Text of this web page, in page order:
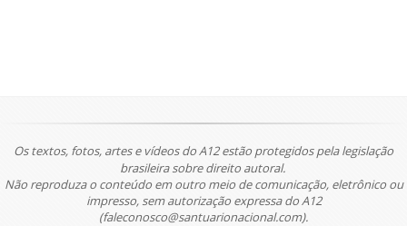
Os textos, fotos, artes e vídeos do A12 estão protegidos pela legislação
brasileira sobre direito autoral.
Não reproduza o conteúdo em outro meio de comunicação, eletrônico ou
impresso, sem autorização expressa do A12
(faleconosco@santuarionacional.com).